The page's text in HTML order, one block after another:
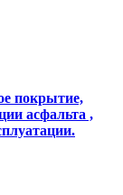
покрытие,
асфальта ,